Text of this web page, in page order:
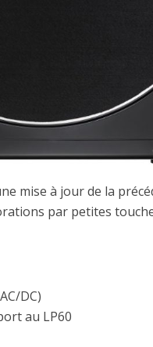
mise à jour de la
par petites
DC)
au LP60